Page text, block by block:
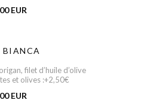
EUR
BIANCA
filet d’huile d’olive
et olives :+2,50€
EUR